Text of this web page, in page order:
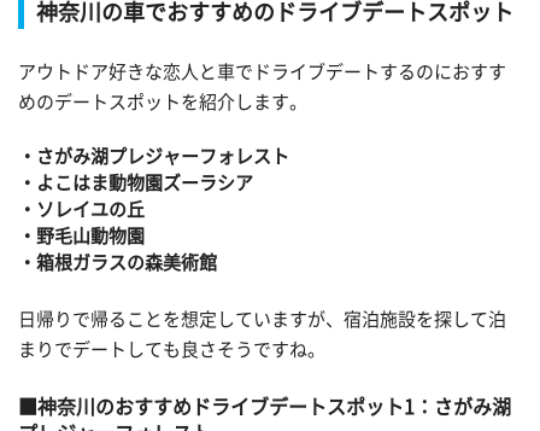
神奈川の車でおすすめのドライブデートスポット
アウトドア好きな恋人と車でドライブデートするのにおすす
めのデートスポットを紹介します。
・さがみ湖プレジャーフォレスト
・よこはま動物園ズーラシア
・ソレイユの丘
・野毛山動物園
・箱根ガラスの森美術館
日帰りで帰ることを想定していますが、宿泊施設を探して泊
まりでデートしても良さそうですね。
神奈川のおすすめドライブデートスポット1：さがみ湖